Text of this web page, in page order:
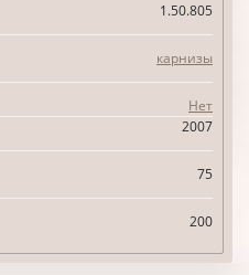
1.50.805
карнизы
Нет
2007
75
200